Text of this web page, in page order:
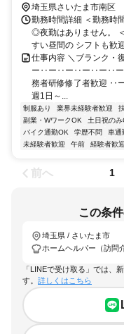
埼玉県さいたま市南区
勤務時間詳細 ＜勤務時
◎夜勤はありません。
すい昼間の シフトも歓
仕事内容 ＼ブランク
ー‥ー‥ー‥ー‥ー‥ー
務者研修修了者歓迎
週1日～...
制服あり 業界未経験者歓迎
副業・WワークOK
土日祝のみ
バイク通勤OK
学歴不問 車通
未経験者歓迎
午前 経験者歓迎
前へ 1
この条
埼玉県 / さいたま市
ホームヘルパー（訪問
「LINEで受け取る」では、
す。 詳しくはこちら